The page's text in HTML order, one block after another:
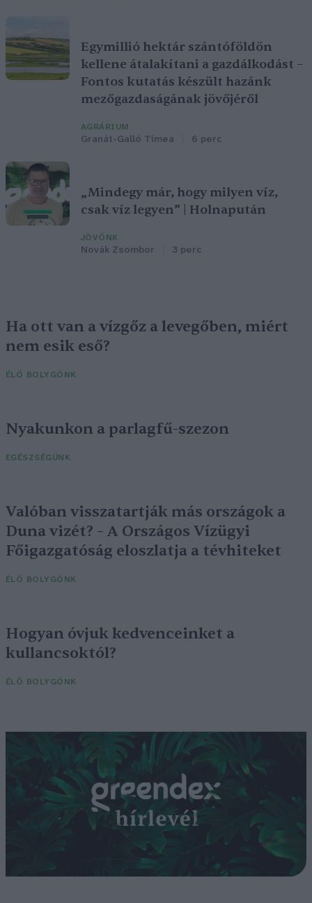
Egymillió hektár szántóföldön
kellene átalakítani a gazdálkodást –
Fontos kutatás készült hazánk
mezőgazdaságának jövőjéről
AGRÁRIUM
Granát-Galló Tímea 6 perc
„Mindegy már, hogy milyen víz,
csak víz legyen” | Holnapután
JÖVŐNK
Novák Zsombor 3 perc
Ha ott van a vízgőz a levegőben, miért
nem esik eső?
ÉLŐ BOLYGÓNK
Nyakunkon a parlagfű-szezon
EGÉSZSÉGÜNK
Valóban visszatartják más országok a
Duna vizét? – A Országos Vízügyi
Főigazgatóság eloszlatja a tévhiteket
ÉLŐ BOLYGÓNK
Hogyan óvjuk kedvenceinket a
kullancsoktól?
ÉLŐ BOLYGÓNK